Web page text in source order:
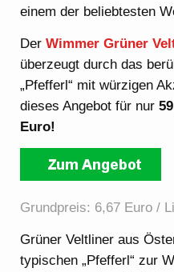
einem der beliebtesten
DerWimmer Grüner
überzeugt durch das
„Pfefferl“ mit würzigen
dieses Angebot für nur
Euro!
Grundpreis: 6,67 Euro /
Grüner Veltliner aus
typischen „Pfefferl“ zur